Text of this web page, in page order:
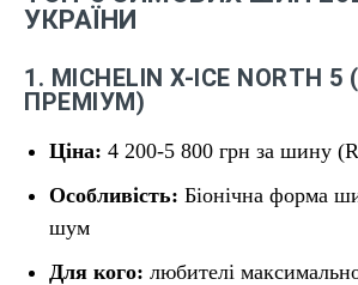
УКРАЇНИ
1. MICHELIN X-ICE NORTH
ПРЕМІУМ)
Ціна: 4 200-5 800 грн за шину
Особливість: Біонічна форма
шум
Для кого: любителі